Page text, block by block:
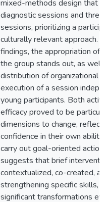
mixed-methods design that
diagnostic sessions and
sessions, prioritizing a
culturally relevant approach.
findings, the appropriation of
the group stands out, as well
distribution of organizational
execution of a session
young participants. Both
efficacy proved to be
dimensions to change,
confidence in their own ability
carry out goal-oriented
suggests that brief
contextualized, co-created,
strengthening specific skills,
significant transformations